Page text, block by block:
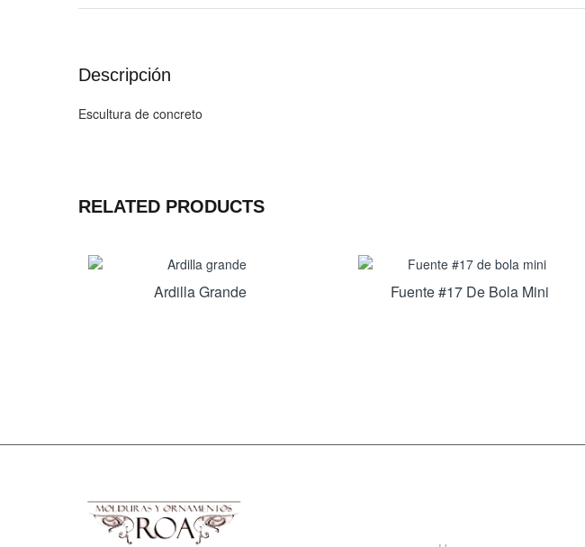
Descripción
Escultura de concreto
RELATED PRODUCTS
Ardilla Grande Fuente #17 De Bola Mini